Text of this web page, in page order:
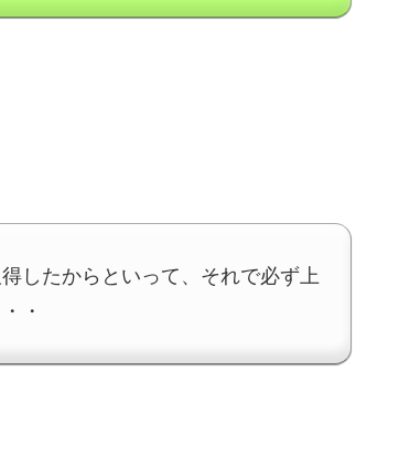
したからといって、それで必ず上
・